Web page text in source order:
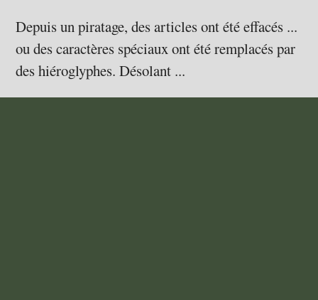
Depuis un piratage, des articles ont été effacés ...
ou des caractères spéciaux ont été remplacés par
des hiéroglyphes. Désolant ...